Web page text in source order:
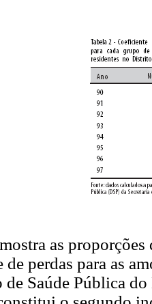
mostra as
de perdas para as
Saúde Pública